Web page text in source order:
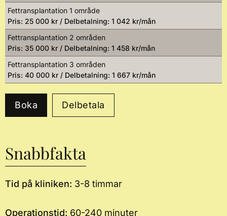
Fettransplantation 1 område
Pris: 25 000 kr / Delbetalning: 1 042 kr/mån
Fettransplantation 2 områden
Pris: 35 000 kr / Delbetalning: 1 458 kr/mån
Fettransplantation 3 områden
Pris: 40 000 kr / Delbetalning: 1 667 kr/mån
Boka Delbetala
Snabbfakta
Tid på kliniken: 3-8 timmar
Operationstid: 60-240 minuter